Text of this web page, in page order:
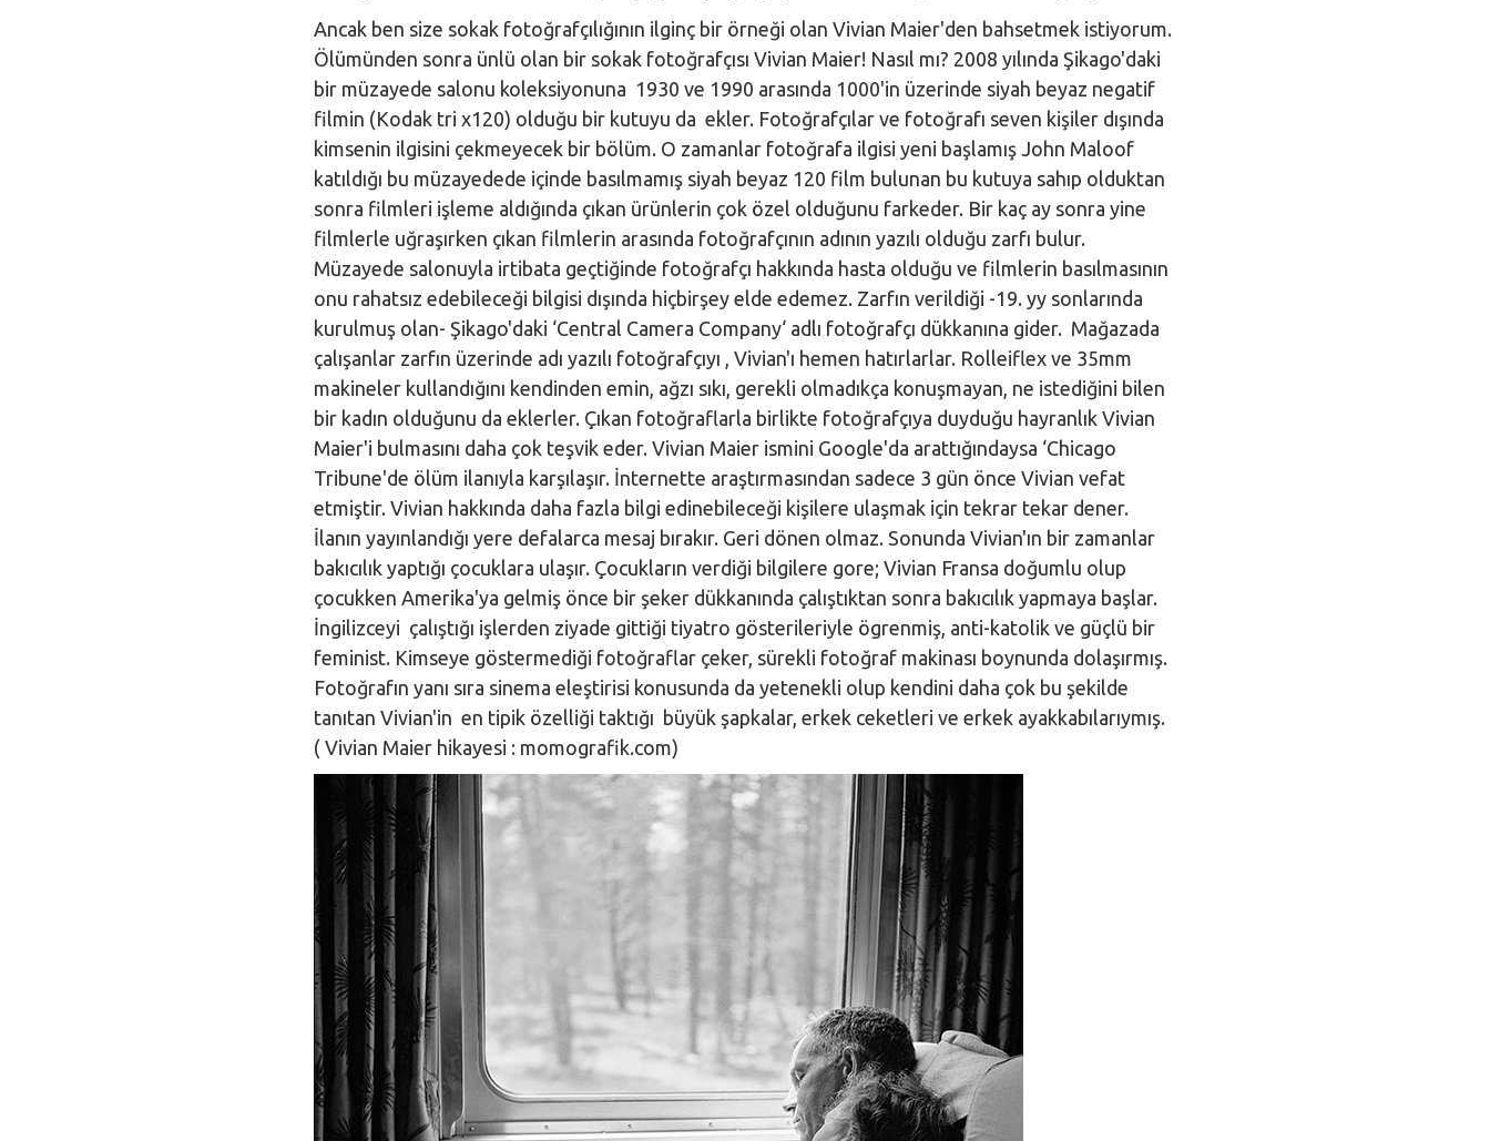
Ancak ben size sokak fotoğrafçılığının ilginç bir örneği olan Vivian Maier'den bahsetmek istiyorum.
Ölümünden sonra ünlü olan bir sokak fotoğrafçısı Vivian Maier! Nasıl mı? 2008 yılında Şikago'daki
bir müzayede salonu koleksiyonuna 1930 ve 1990 arasında 1000'in üzerinde siyah beyaz negatif
filmin (Kodak tri x120) olduğu bir kutuyu da ekler. Fotoğrafçılar ve fotoğrafı seven kişiler dışında
kimsenin ilgisini çekmeyecek bir bölüm. O zamanlar fotoğrafa ilgisi yeni başlamış John Maloof
katıldığı bu müzayedede içinde basılmamış siyah beyaz 120 film bulunan bu kutuya sahıp olduktan
sonra filmleri işleme aldığında çıkan ürünlerin çok özel olduğunu farkeder. Bir kaç ay sonra yine
filmlerle uğraşırken çıkan filmlerin arasında fotoğrafçının adının yazılı olduğu zarfı bulur.
Müzayede salonuyla irtibata geçtiğinde fotoğrafçı hakkında hasta olduğu ve filmlerin basılmasının
onu rahatsız edebileceği bilgisi dışında hiçbirşey elde edemez. Zarfın verildiği -19. yy sonlarında
kurulmuş olan- Şikago'daki ‘Central Camera Company‘ adlı fotoğrafçı dükkanına gider. Mağazada
çalışanlar zarfın üzerinde adı yazılı fotoğrafçıyı , Vivian'ı hemen hatırlarlar. Rolleiflex ve 35mm
makineler kullandığını kendinden emin, ağzı sıkı, gerekli olmadıkça konuşmayan, ne istediğini bilen
bir kadın olduğunu da eklerler. Çıkan fotoğraflarla birlikte fotoğrafçıya duyduğu hayranlık Vivian
Maier'i bulmasını daha çok teşvik eder. Vivian Maier ismini Google'da arattığındaysa ‘Chicago
Tribune'de ölüm ilanıyla karşılaşır. İnternette araştırmasından sadece 3 gün önce Vivian vefat
etmiştir. Vivian hakkında daha fazla bilgi edinebileceği kişilere ulaşmak için tekrar tekar dener.
İlanın yayınlandığı yere defalarca mesaj bırakır. Geri dönen olmaz. Sonunda Vivian'ın bir zamanlar
bakıcılık yaptığı çocuklara ulaşır. Çocukların verdiği bilgilere gore; Vivian Fransa doğumlu olup
çocukken Amerika'ya gelmiş önce bir şeker dükkanında çalıştıktan sonra bakıcılık yapmaya başlar.
İngilizceyi çalıştığı işlerden ziyade gittiği tiyatro gösterileriyle ögrenmiş, anti-katolik ve güçlü bir
feminist. Kimseye göstermediği fotoğraflar çeker, sürekli fotoğraf makinası boynunda dolaşırmış.
Fotoğrafın yanı sıra sinema eleştirisi konusunda da yetenekli olup kendini daha çok bu şekilde
tanıtan Vivian'in en tipik özelliği taktığı büyük şapkalar, erkek ceketleri ve erkek ayakkabılarıymış.
( Vivian Maier hikayesi : momografik.com)